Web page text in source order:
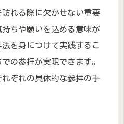
れる際に欠かせない重要
ちや願いを込める意味が
を身につけて実践するこ
の参拝が実現できます。
ぞれの具体的な参拝の手